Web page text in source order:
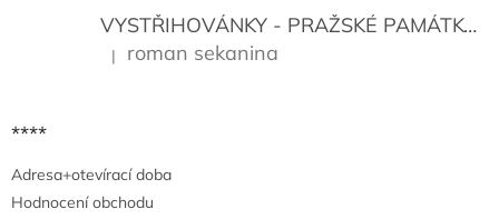
VYSTŘIHOVÁNKY - PRAŽSKÉ PAMÁTKY
Hodnocení produktu je 5 z 5 hvězdiček.
| roman sekanina
****
Adresa+otevírací doba
Hodnocení obchodu